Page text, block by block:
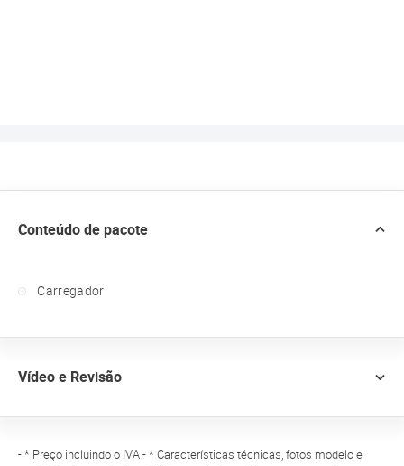
Conteúdo de pacote
Carregador
Vídeo e Revisão
- * Preço incluindo o IVA - * Características técnicas, fotos modelo e